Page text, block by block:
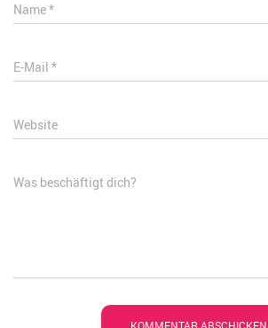
Name*
E-Mail *
Website
Was beschäftigt dich?